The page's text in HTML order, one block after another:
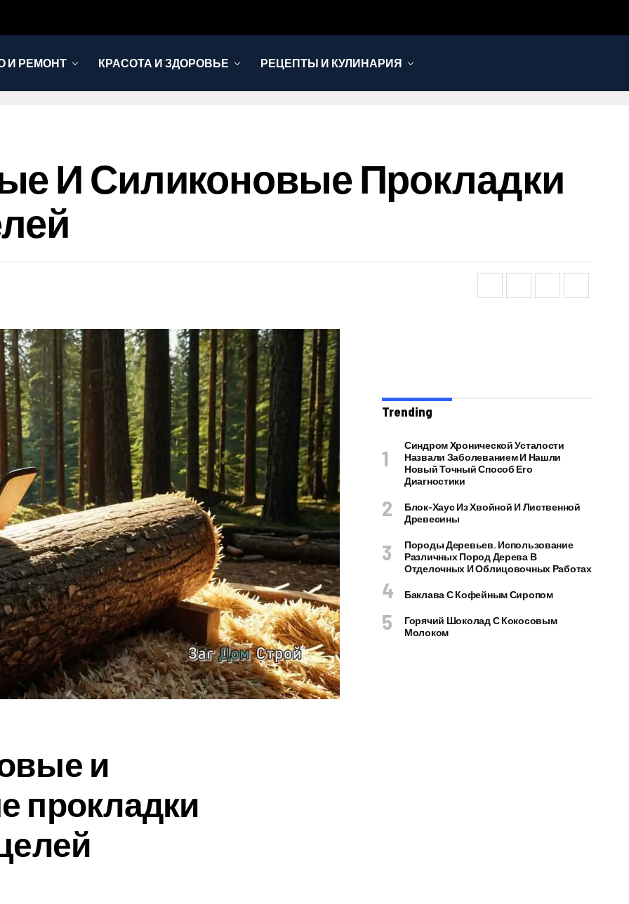
И РЕМОНТ КРАСОТА И ЗДОРОВЬЕ РЕЦЕПТЫ И КУЛИНАРИЯ
И Силиконовые Прокладки
и
прокладки
Trending
Синдром Хронической Усталости
Назвали Заболеванием И Нашли
Новый Точный Способ Его
Диагностики
Блок-Хаус Из Хвойной И Лиственной
Древесины
Породы Деревьев. Использование
Различных Пород Дерева В
Отделочных И Облицовочных Работах
Баклава С Кофейным Сиропом
Горячий Шоколад С Кокосовым
Молоком